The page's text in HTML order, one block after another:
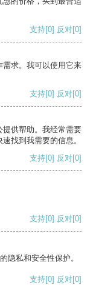
支持[0] 反对[0]
求。我可以使用它来
支持[0] 反对[0]
供帮助。我经常需要
找到我需要的信息。
支持[0] 反对[0]
支持[0] 反对[0]
隐私和安全性保护。
支持[0] 反对[0]